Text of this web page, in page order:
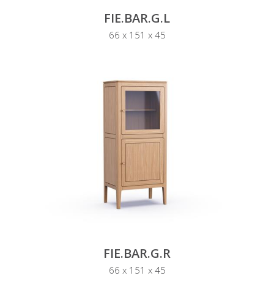
FIE.BAR.G.L
66 x 151 x 45
FIE.BAR.G.R
66 x 151 x 45